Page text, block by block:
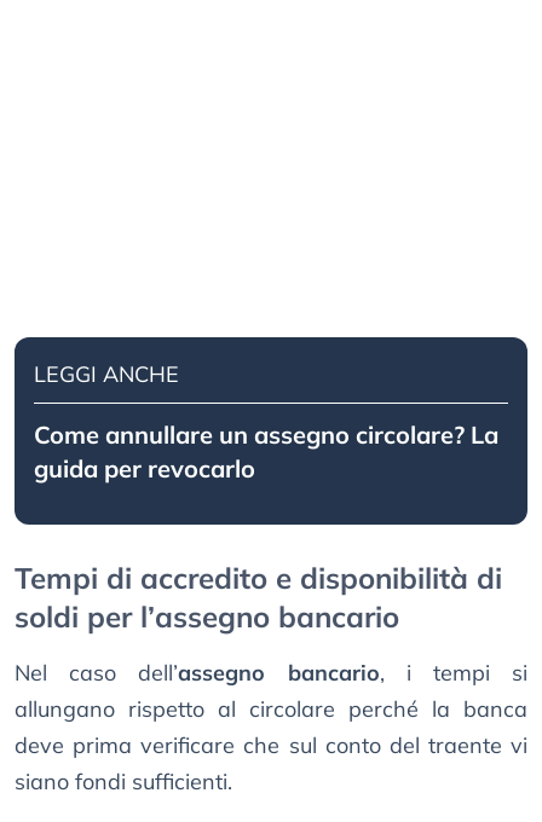
LEGGI ANCHE
Come annullare un assegno circolare? La
guida per revocarlo
Tempi di accredito e disponibilità di
soldi per l’assegno bancario
Nel caso dell’assegno bancario, i tempi si
allungano rispetto al circolare perché la banca
deve prima verificare che sul conto del traente vi
siano fondi sufficienti.